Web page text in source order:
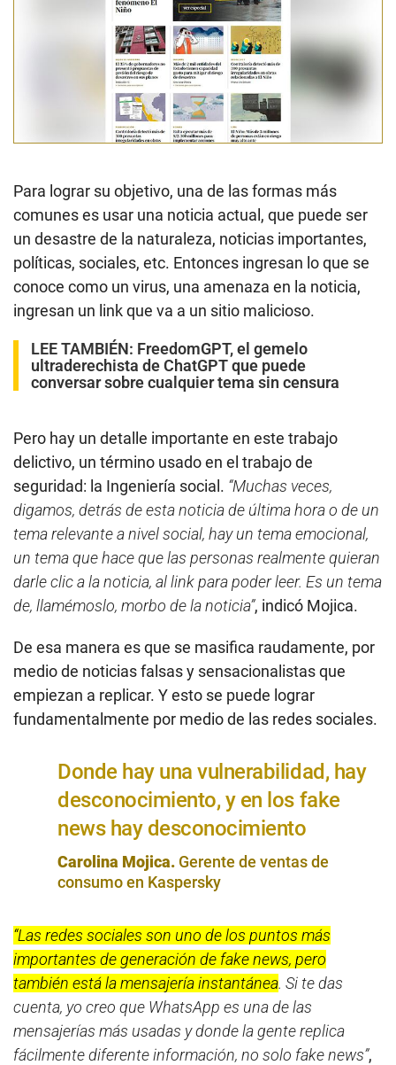
Para lograr su objetivo, una de las formas más
comunes es usar una noticia actual, que puede ser
un desastre de la naturaleza, noticias importantes,
políticas, sociales, etc. Entonces ingresan lo que se
conoce como un virus, una amenaza en la noticia,
ingresan un link que va a un sitio malicioso.
LEE TAMBIÉN: FreedomGPT, el gemelo
ultraderechista de ChatGPT que puede
conversar sobre cualquier tema sin censura
Pero hay un detalle importante en este trabajo
delictivo, un término usado en el trabajo de
seguridad: la Ingeniería social. “Muchas veces,
digamos, detrás de esta noticia de última hora o de un
tema relevante a nivel social, hay un tema emocional,
un tema que hace que las personas realmente quieran
darle clic a la noticia, al link para poder leer. Es un tema
de, llamémoslo, morbo de la noticia”, indicó Mojica.
De esa manera es que se masifica raudamente, por
medio de noticias falsas y sensacionalistas que
empiezan a replicar. Y esto se puede lograr
fundamentalmente por medio de las redes sociales.
Donde hay una vulnerabilidad, hay
desconocimiento, y en los fake
news hay desconocimiento
Carolina Mojica. Gerente de ventas de
consumo en Kaspersky
“Las redes sociales son uno de los puntos más
importantes de generación de fake news, pero
también está la mensajería instantánea. Si te das
cuenta, yo creo que WhatsApp es una de las
mensajerías más usadas y donde la gente replica
fácilmente diferente información, no solo fake news”,